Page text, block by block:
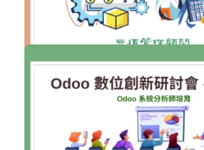
Odoo顧問培育進階課程
購買後有效期限：課程下架時
2184
21